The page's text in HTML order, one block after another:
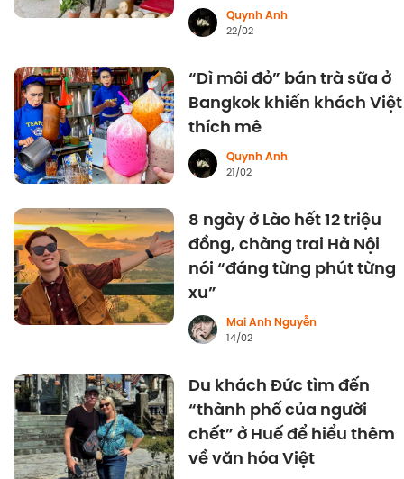
Quynh Anh
22/02
“Dì môi đỏ” bán trà sữa ở
Bangkok khiến khách Việt
thích mê
Quynh Anh
21/02
8 ngày ở Lào hết 12 triệu
đồng, chàng trai Hà Nội
nói “đáng từng phút từng
xu”
Mai Anh Nguyễn
14/02
Du khách Đức tìm đến
“thành phố của người
chết” ở Huế để hiểu thêm
về văn hóa Việt